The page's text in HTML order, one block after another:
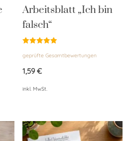
Arbeitsblatt „Ich bin
falsch“
mit
von 5
geprüfte Gesamtbewertungen
1,59€
inkl. MwSt.